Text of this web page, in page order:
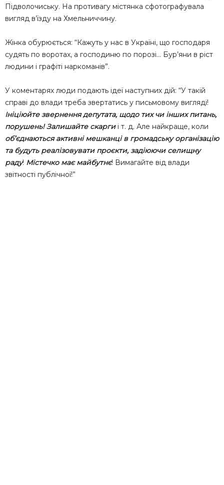
Підволочиську. На противагу містянка сфотографувала
вигляд в’їзду на Хмельниччину.
Жінка обурюється: “Кажуть у нас в Україні, що господаря
судять по воротах, а господиню по порозі… Бур’яни в ріст
людини і графіті наркоманів”.
У коментарях люди подають ідеї наступних дій: “У такій
справі до влади треба звертатись у письмовому вигляді!
Ініціюйте звернення депутата, щодо тих чи інших питань,
порушень! Залишайте скаргиі т. д. Але найкраще, коли
об’єднаються активні мешканці в громадську організацію
та будуть реалізовувати проєкти, задіюючи селищну
раду! Містечко має майбутнє! Вимагайте від влади
звітності публічної!”